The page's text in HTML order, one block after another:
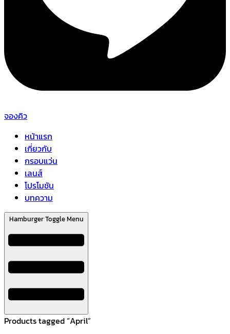
จองคิว
หน้าแรก
เกี่ยวกับ
กรอบแว่น
เลนส์
โปรโมชัน
บทความ
Hamburger Toggle Menu
Products tagged “April”